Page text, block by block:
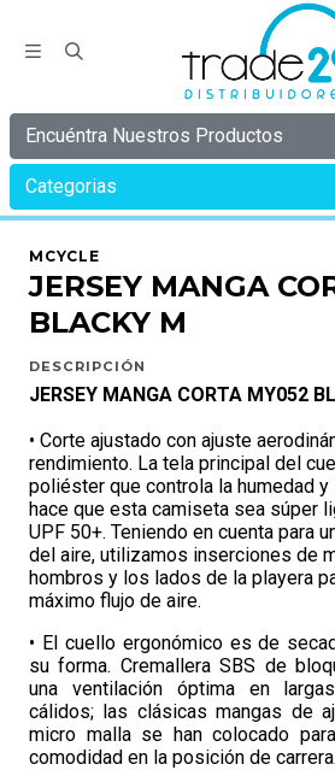
Encuéntra Nuestros Productos
Categorias
Inicio
MCYCLE
JERSEY MANGA
BLACKY M
DESCRIPCIÓN
JERSEY MANGA CORTA MY052
• Corte ajustado con ajuste
rendimiento. La tela principal del
poliéster que controla la humedad
hace que esta camiseta sea súper
UPF 50+. Teniendo en cuenta para
del aire, utilizamos inserciones de
hombros y los lados de la playera
máximo flujo de aire.
• El cuello ergonómico es de
su forma. Cremallera SBS de
una ventilación óptima en
cálidos; las clásicas mangas de
micro malla se han colocado
comodidad en la posición de carrera.